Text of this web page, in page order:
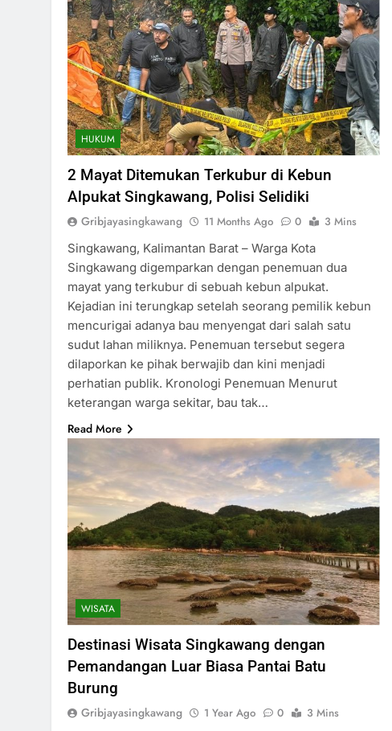
HUKUM
2 Mayat Ditemukan Terkubur di Kebun
Alpukat Singkawang, Polisi Selidiki
Gribjayasingkawang 11 Months Ago 0
3 Mins
Singkawang, Kalimantan Barat – Warga Kota
Singkawang digemparkan dengan penemuan dua
mayat yang terkubur di sebuah kebun alpukat.
Kejadian ini terungkap setelah seorang pemilik kebun
mencurigai adanya bau menyengat dari salah satu
sudut lahan miliknya. Penemuan tersebut segera
dilaporkan ke pihak berwajib dan kini menjadi
perhatian publik. Kronologi Penemuan Menurut
keterangan warga sekitar, bau tak…
Read More
WISATA
Destinasi Wisata Singkawang dengan
Pemandangan Luar Biasa Pantai Batu
Burung
Gribjayasingkawang 1 Year Ago 0 3 Mins